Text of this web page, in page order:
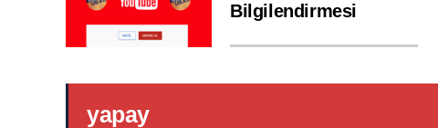
Bilgilendirmesi
yapay